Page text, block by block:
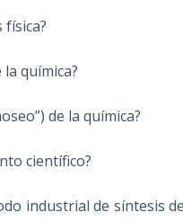
física?
química?
de la química?
científico?
industrial de síntesis